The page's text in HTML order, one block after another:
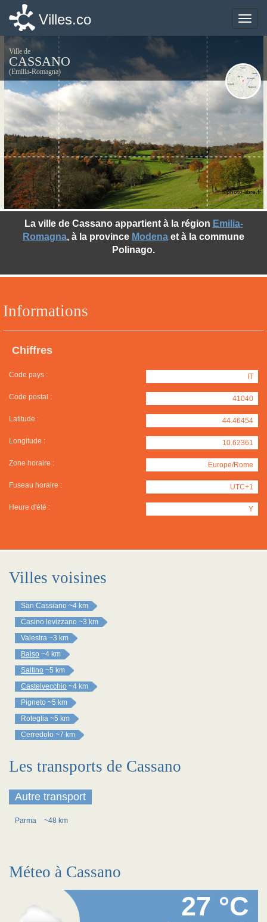
Toggle
Villes.co
Ville de
CASSANO
(Emilia-Romagna)
Informations
Chiffres
Code pays : IT
Code postal : 41040
Latitude : 44.46454
Longitude : 10.62361
Zone horaire : Europe/Rome
Fuseau horaire : UTC+1
Heure d'été : Y
La ville de Cassano appartient à la région Emilia-
Romagna, à la province Modena et à la commune
Polinago.
©photo-libre.fr
Villes voisines
San Cassiano ~4 km
Casino levizzano ~3 km
Valestra ~3 km
Baiso ~4 km
Saltino ~5 km
Castelvecchio ~4 km
Pigneto ~5 km
Roteglia ~5 km
Cerredolo ~7 km
Les transports de Cassano
Autre transport
Parma ~48 km
Méteo à Cassano
27 °C
Toggle
Villes.co